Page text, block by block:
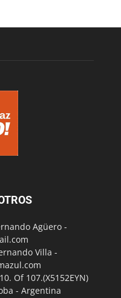
Agüero -
Villa -
Of 107.(X5152EYN)
- Argentina